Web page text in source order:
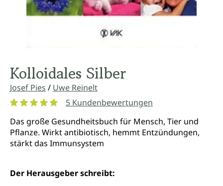
Kolloidales Silber
Josef Pies / Uwe Reinelt
5 Kundenbewertungen
Das große Gesundheitsbuch für Mensch, Tier und
Pflanze. Wirkt antibiotisch, hemmt Entzündungen,
stärkt das Immunsystem
Der Herausgeber schreibt: